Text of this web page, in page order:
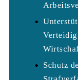
Schutz